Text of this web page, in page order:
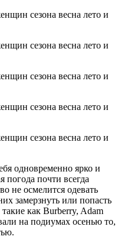
одновременно ярко и
почти всегда
не осмелится одевать
замерзнуть или попасть
как Burberry, Adam
на подиумах осенью то,